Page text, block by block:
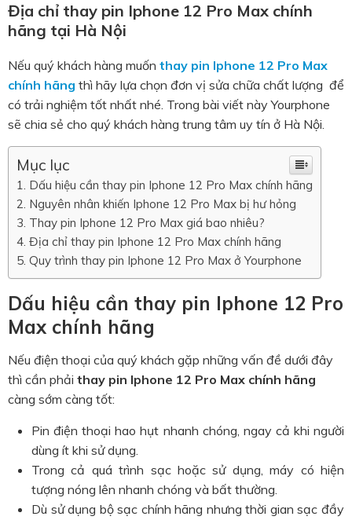
Địa chỉ thay pin Iphone 12 Pro Max chính
hãng tại Hà Nội
Nếu quý khách hàng muốn thay pin Iphone 12 Pro Max
chính hãng thì hãy lựa chọn đơn vị sửa chữa chất lượng để
có trải nghiệm tốt nhất nhé. Trong bài viết này Yourphone
sẽ chia sẻ cho quý khách hàng trung tâm uy tín ở Hà Nội.
Mục lục
Dấu hiệu cần thay pin Iphone 12 Pro Max chính hãng
Nguyên nhân khiến Iphone 12 Pro Max bị hư hỏng
Thay pin Iphone 12 Pro Max giá bao nhiêu?
Địa chỉ thay pin Iphone 12 Pro Max chính hãng
Quy trình thay pin Iphone 12 Pro Max ở Yourphone
Dấu hiệu cần thay pin Iphone 12 Pro
Max chính hãng
Nếu điện thoại của quý khách gặp những vấn đề dưới đây
thì cần phải thay pin Iphone 12 Pro Max chính hãng
càng sớm càng tốt:
Pin điện thoại hao hụt nhanh chóng, ngay cả khi người
dùng ít khi sử dụng.
Trong cả quá trình sạc hoặc sử dụng, máy có hiện
tượng nóng lên nhanh chóng và bất thường.
Dù sử dụng bộ sạc chính hãng nhưng thời gian sạc đầy